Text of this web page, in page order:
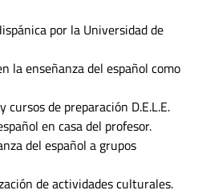
por la Universidad de
la enseñanza del español como
cursos de preparación D.E.L.E.
en casa del profesor.
del español a grupos
de actividades culturales.